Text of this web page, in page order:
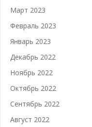
Март 2023
Февраль 2023
Январь 2023
Декабрь 2022
Ноябрь 2022
Октябрь 2022
Сентябрь 2022
Август 2022